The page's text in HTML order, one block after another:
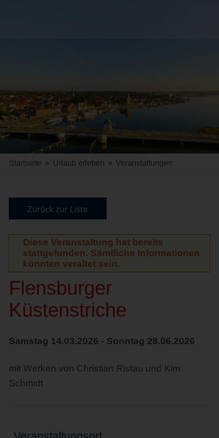
Startseite » Urlaub erleben » Veranstaltungen
Zurück zur Liste
Diese Veranstaltung hat bereits
stattgefunden. Sämtliche Informationen
könnten veraltet sein.
Flensburger
Küstenstriche
Samstag 14.03.2026 - Sonntag 28.06.2026
mit Werken von Christian Ristau und Kim
Schmidt